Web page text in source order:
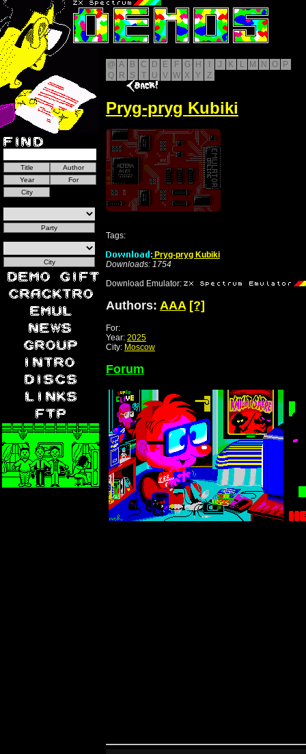
@ A B C D E F G H J K L M N O
P
Q
R S T U V W X Y Z
Pryg-pryg Kubiki
Tags:
Pryg-pryg Kubiki
Downloads: 1754
Download Emulator:
Authors: AAA [?]
For:
Year: 2025
City: Moscow
Forum